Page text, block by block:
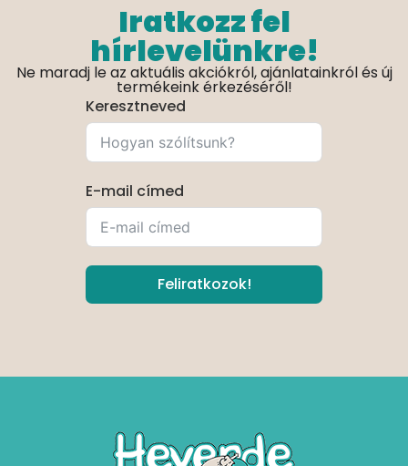
Iratkozz fel
hírlevelünkre!
Ne maradj le az aktuális akciókról, ajánlatainkról és új
termékeink érkezéséről!
Keresztneved
E-mail címed
Feliratkozok!